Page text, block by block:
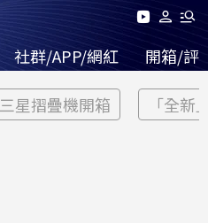
社群/APP/網紅 開箱/評
三星摺疊機開箱 「全新